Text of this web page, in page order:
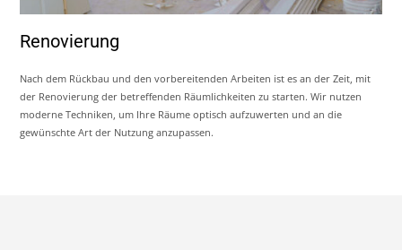
Renovierung
Nach dem Rückbau und den vorbereitenden Arbeiten ist es an der Zeit, mit
der Renovierung der betreffenden Räumlichkeiten zu starten. Wir nutzen
moderne Techniken, um Ihre Räume optisch aufzuwerten und an die
gewünschte Art der Nutzung anzupassen.